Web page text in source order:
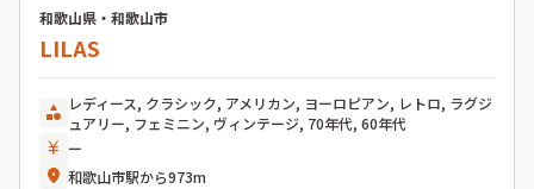
和歌山県・和歌山市
LILAS
category レディース, クラシック, アメリカン, ヨーロピアン, レトロ, ラグジ
ュアリー, フェミニン, ヴィンテージ, 70年代, 60年代
currency_yen ー
location_on 和歌山市駅から973m